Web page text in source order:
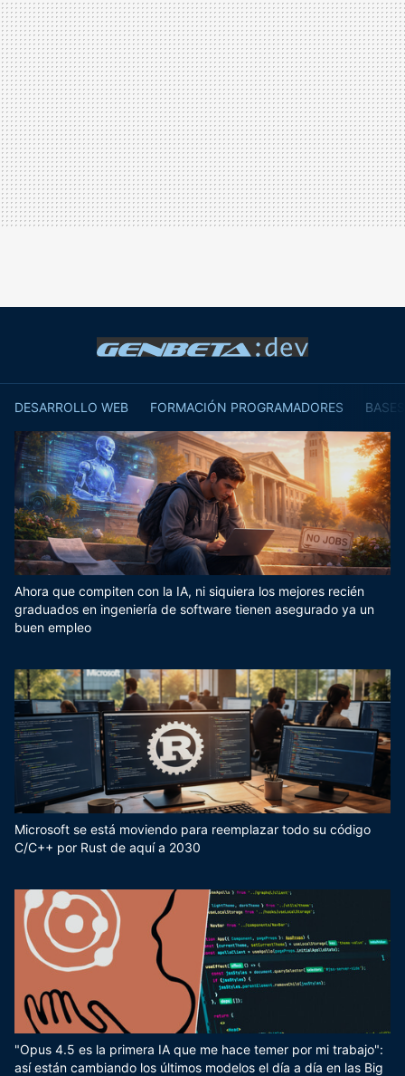
DESARROLLO WEB FORMACIÓN PROGRAMADORES
Ahora que compiten con la IA, ni siquiera los mejores recién
graduados en ingeniería de software tienen asegurado ya un
buen empleo
Microsoft se está moviendo para reemplazar todo su código
C/C++ por Rust de aquí a 2030
"Opus 4.5 es la primera IA que me hace temer por mi trabajo":
así están cambiando los últimos modelos el día a día en las Big